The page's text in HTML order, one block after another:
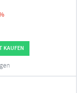
KAUFEN